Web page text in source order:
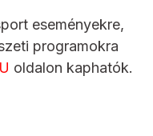
eseményekre,
programokra
oldalon kaphatók.